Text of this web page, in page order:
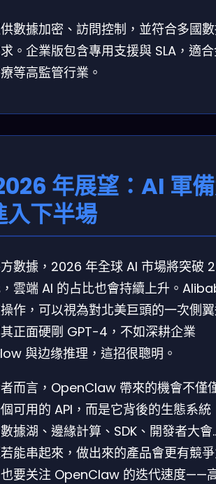
數據加密、訪問控制，並符合多國
。企業版包含專用支援與 SLA，適
等高監管行業。
年展望：AI 軍
入下半場
數據，2026 年全球 AI 市場將突破
雲端 AI 的占比也會持續上升。
作，可以視為對北美巨頭的一次側
正面硬剛 GPT-4，不如深耕企業
與边缘推理，這招很聰明。
而言，OpenClaw 帶來的機會不僅
可用的 API，而是它背後的生態系統
據湖、邊緣計算、SDK、開發者大會
能串起來，做出來的產品會更有競
要关注 OpenClaw 的迭代速度——